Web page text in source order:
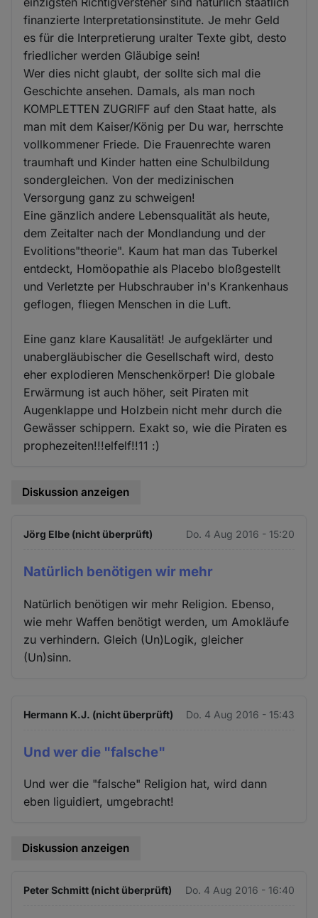
finanzierte Interpretationsinstitute. Je mehr Geld
es für die Interpretierung uralter Texte gibt, desto
friedlicher werden Gläubige sein!
Wer dies nicht glaubt, der sollte sich mal die
Geschichte ansehen. Damals, als man noch
KOMPLETTEN ZUGRIFF auf den Staat hatte, als
man mit dem Kaiser/König per Du war, herrschte
vollkommener Friede. Die Frauenrechte waren
traumhaft und Kinder hatten eine Schulbildung
sondergleichen. Von der medizinischen
Versorgung ganz zu schweigen!
Eine gänzlich andere Lebensqualität als heute,
dem Zeitalter nach der Mondlandung und der
Evolitions"theorie". Kaum hat man das Tuberkel
entdeckt, Homöopathie als Placebo bloßgestellt
und Verletzte per Hubschrauber in's Krankenhaus
geflogen, fliegen Menschen in die Luft.
Eine ganz klare Kausalität! Je aufgeklärter und
unabergläubischer die Gesellschaft wird, desto
eher explodieren Menschenkörper! Die globale
Erwärmung ist auch höher, seit Piraten mit
Augenklappe und Holzbein nicht mehr durch die
Gewässer schippern. Exakt so, wie die Piraten es
prophezeiten!!!elfelf!!11 :)
Diskussion anzeigen
Jörg Elbe (nicht überprüft) Do. 4 Aug 2016 - 15:20
Natürlich benötigen wir mehr
Natürlich benötigen wir mehr Religion. Ebenso,
wie mehr Waffen benötigt werden, um Amokläufe
zu verhindern. Gleich (Un)Logik, gleicher
(Un)sinn.
Hermann K.J. (nicht überprüft) Do. 4 Aug 2016 - 15:43
Und wer die "falsche"
Und wer die "falsche" Religion hat, wird dann
eben liguidiert, umgebracht!
Diskussion anzeigen
Peter Schmitt (nicht überprüft) Do. 4 Aug 2016 - 16:40